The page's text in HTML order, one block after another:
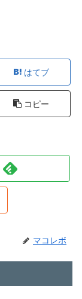
はてブ
コピー
マコレボ